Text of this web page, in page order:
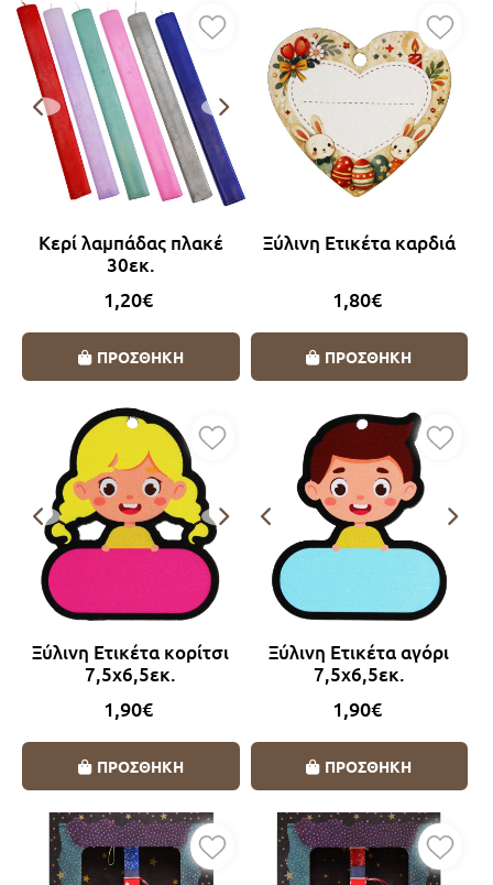
Λαμπάδες αθλήματα
Λαμπάδες με αυτοκίνητα
Λαμπάδες Ρετρό
Λαμπάδες με αεροπλάνα
Λαμπάδες με πειρατές
Λαμπάδες Super Ήρωες
Λαμπάδες για ζευγάρια
Λαμπάδες Vintage
Λαμπάδες με καρδιές
Λαμπάδες με πορσελάνη
Λαμπάδες Οικολογικές
Λαμπάδες Θαλασσινά θέματα
Λαμπάδες με μπρελόκ
Κερί λαμπάδας πλακέ
30εκ.
1,20€
ΠΡΟΣΘΗΚΗ
Ξύλινη Ετικέτα καρδιά
1,80€
ΠΡΟΣΘΗΚΗ
Ξύλινη Ετικέτα κορίτσι
7,5x6,5εκ.
1,90€
ΠΡΟΣΘΗΚΗ
Ξύλινη Ετικέτα αγόρι
7,5x6,5εκ.
1,90€
ΠΡΟΣΘΗΚΗ